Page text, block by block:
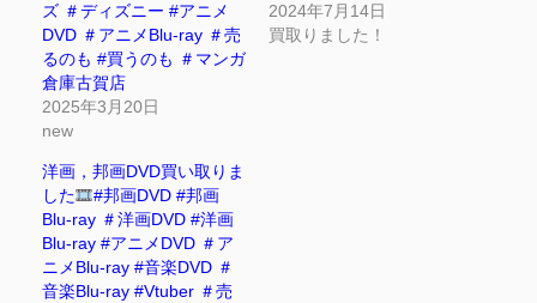
ズ ＃ディズニー #アニメ
DVD ＃アニメBlu-ray ＃売
るのも #買うのも ＃マンガ
倉庫古賀店
2025年3月20日
new
2024年7月14日
買取りました！
洋画，邦画DVD買い取りま
した
#邦画DVD #邦画
Blu-ray ＃洋画DVD #洋画
Blu-ray #アニメDVD ＃ア
ニメBlu-ray #音楽DVD ＃
音楽Blu-ray #Vtuber ＃売